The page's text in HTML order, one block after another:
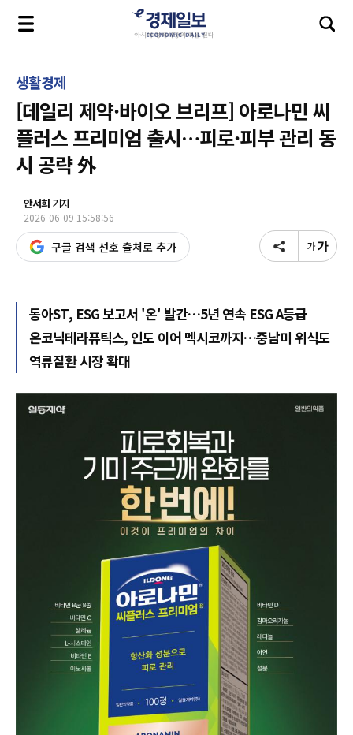
생활경제
[데일리 제약·바이오 브리프] 아로나민 씨
플러스 프리미엄 출시…피로·피부 관리 동
시 공략 外
안서희 기자
2026-06-09 15:58:56
구글 검색 선호 출처로 추가
동아ST, ESG 보고서 '온' 발간…5년 연속 ESG A등급
온코닉테라퓨틱스, 인도 이어 멕시코까지…중남미 위식도
역류질환 시장 확대